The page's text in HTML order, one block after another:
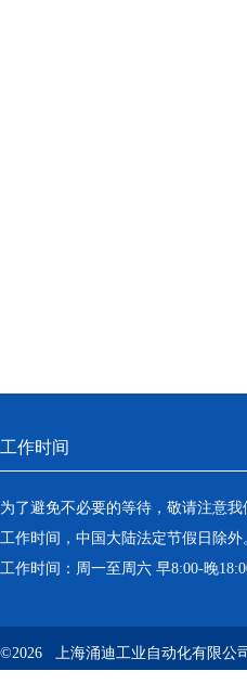
工作时间
为了避免不必要的等待，敬请注意
工作时间，中国大陆法定节假日除外
工作时间：周一至周六 早8:00-晚
©2026 上海涌迪工业自动化有限公